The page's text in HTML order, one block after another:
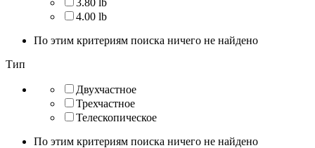
4.00 lb
По этим критериям поиска ничего не найдено
Тип
Двухчастное
Трехчастное
Телескопическое
По этим критериям поиска ничего не найдено